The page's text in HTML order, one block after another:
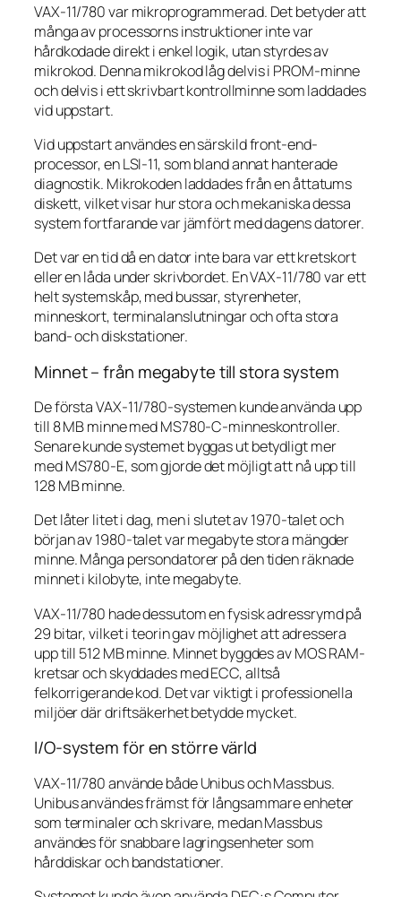
VAX-11/780 var mikroprogrammerad. Det betyder att
många av processorns instruktioner inte var
hårdkodade direkt i enkel logik, utan styrdes av
mikrokod. Denna mikrokod låg delvis i PROM-minne
och delvis i ett skrivbart kontrollminne som laddades
vid uppstart.
Vid uppstart användes en särskild front-end-
processor, en LSI-11, som bland annat hanterade
diagnostik. Mikrokoden laddades från en åttatums
diskett, vilket visar hur stora och mekaniska dessa
system fortfarande var jämfört med dagens datorer.
Det var en tid då en dator inte bara var ett kretskort
eller en låda under skrivbordet. En VAX-11/780 var ett
helt systemskåp, med bussar, styrenheter,
minneskort, terminalanslutningar och ofta stora
band- och diskstationer.
Minnet – från megabyte till stora system
De första VAX-11/780-systemen kunde använda upp
till 8 MB minne med MS780-C-minneskontroller.
Senare kunde systemet byggas ut betydligt mer
med MS780-E, som gjorde det möjligt att nå upp till
128 MB minne.
Det låter litet i dag, men i slutet av 1970-talet och
början av 1980-talet var megabyte stora mängder
minne. Många persondatorer på den tiden räknade
minnet i kilobyte, inte megabyte.
VAX-11/780 hade dessutom en fysisk adressrymd på
29 bitar, vilket i teorin gav möjlighet att adressera
upp till 512 MB minne. Minnet byggdes av MOS RAM-
kretsar och skyddades med ECC, alltså
felkorrigerande kod. Det var viktigt i professionella
miljöer där driftsäkerhet betydde mycket.
I/O-system för en större värld
VAX-11/780 använde både Unibus och Massbus.
Unibus användes främst för långsammare enheter
som terminaler och skrivare, medan Massbus
användes för snabbare lagringsenheter som
hårddiskar och bandstationer.